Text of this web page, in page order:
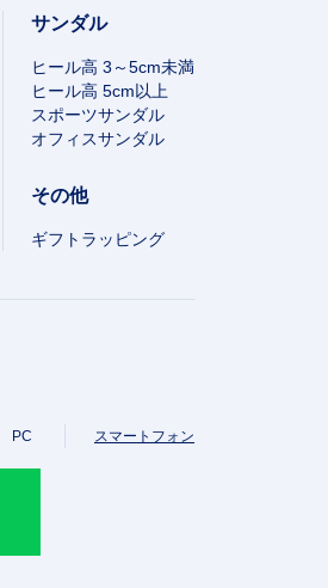
サンダル
ヒール高 3～5cm未満
ヒール高 5cm以上
スポーツサンダル
オフィスサンダル
その他
ギフトラッピング
PC スマートフォン